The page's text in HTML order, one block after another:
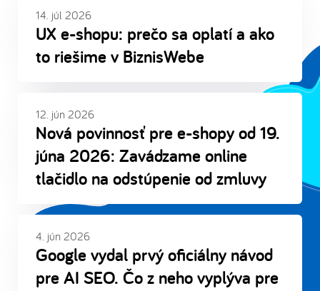
UX e-shopu: prečo sa oplatí a ako
to riešime v BiznisWebe
14. júl 2026
Nová povinnosť pre e-shopy od 19.
júna 2026: Zavádzame online
tlačidlo na odstúpenie od zmluvy
12. jún 2026
Google vydal prvý oficiálny návod
pre AI SEO. Čo z neho vyplýva pre
4. jún 2026